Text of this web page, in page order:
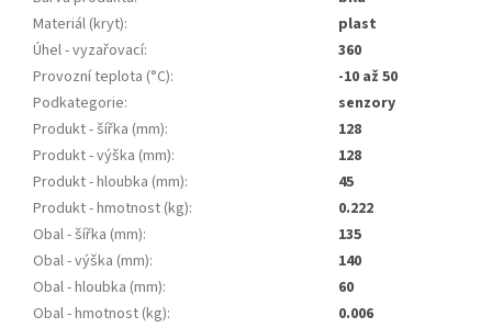
Materiál (kryt):
plast
Úhel - vyzařovací:
360
Provozní teplota (°C):
-10 až 50
Podkategorie:
senzory
Produkt - šířka (mm):
128
Produkt - výška (mm):
128
Produkt - hloubka (mm):
45
Produkt - hmotnost (kg):
0.222
Obal - šířka (mm):
135
Obal - výška (mm):
140
Obal - hloubka (mm):
60
Obal - hmotnost (kg):
0.006